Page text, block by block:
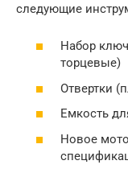
следующие
Набор
торцевые)
Отвертки
Емкость
Новое